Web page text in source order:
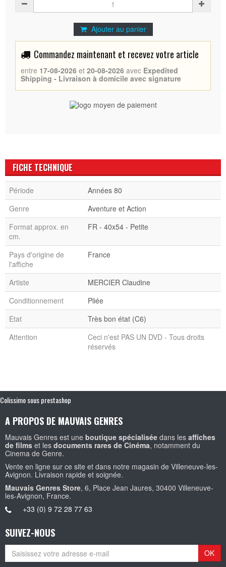
Ajouter au panier
Commandez maintenant et recevez votre article
entre 17-08-2026 et 20-08-2026 avec Expedited
Shipping - Livraison à domicile avec signature
FICHE TECHNIQUE
Période
Années 80
Genre
Aventure et Action
Format approx. en
cm.
FR - 40x54 - Petite
Pays d'origine de
l'affiche
France
Artiste
MERCIER Claudine
Conditionnement
Pliée
Etat
Très bon état (C6)
Attention
Ceci n'est PAS UN DVD - Tous droits
réservés
Colissimo sous prestashop
A PROPOS DE MAUVAIS GENRES
Mauvais Genres est une boutique spécialisée dans les affiches
de films et les documents rares de Cinéma, notamment du
Cinema de Genre.
Vente en ligne sur ce site et dans notre magasin de Villeneuve-les-
Avignon. Livraison rapide et soignée.
Mauvais Genres Store, 6, Place Jean Jaures, 30400 Villeneuve-
les-Avignon, France.
+33 (0) 9 72 28 77 63
SUIVEZ-NOUS
OK